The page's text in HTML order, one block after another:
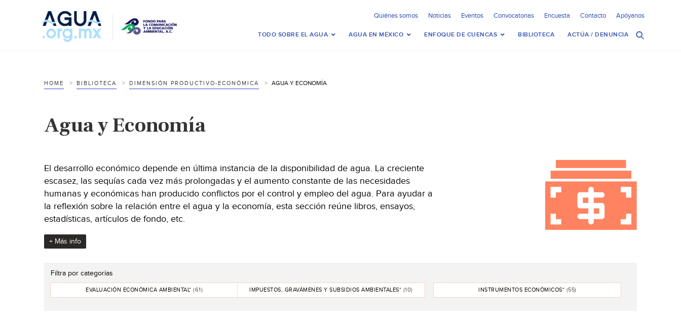
Quiénes somos Noticias Eventos Convocatorias Encuesta Contacto Apóyanos
TODO SOBRE EL AGUA AGUA EN MÉXICO ENFOQUE DE CUENCAS BIBLIOTECA ACTÚA / DENUNCIA
HOME BIBLIOTECA DIMENSIÓN PRODUCTIVO-ECONÓMICA AGUA Y ECONOMÍA
Agua y Economía
El desarrollo económico depende en última instancia de la disponibilidad de agua. La creciente
escasez, las sequías cada vez más prolongadas y el aumento constante de las necesidades
humanas y económicas han producido conflictos por el control y empleo del agua. Para ayudar a
la reflexión sobre la relación entre el agua y la economía, esta sección reúne libros, ensayos,
estadísticas, artículos de fondo, etc.
+ Más info
Filtra por categorías
EVALUACIÓN ECONÓMICA AMBIENTAL*(61) IMPUESTOS, GRAVÁMENES Y SUBSIDIOS AMBIENTALES* (10) INSTRUMENTOS ECONÓMICOS* (55)